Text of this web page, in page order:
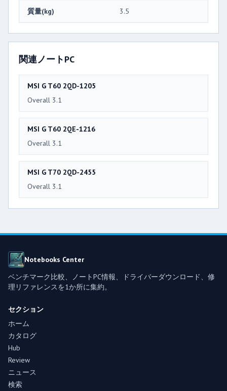
質量(kg) 3.5
関連ノートPC
MSI G T60 2QD-1205
Overall 3.1
MSI G T60 2QE-1216
Overall 3.1
MSI G T70 2QD-2455
Overall 3.1
Notebooks Center
ベンチマーク比較、ノートPC情報、ドライバーダウンロード、修
理リファレンスを1か所に集約。
セクション
ホーム
カタログ
Hub
Review
ニュース
検索